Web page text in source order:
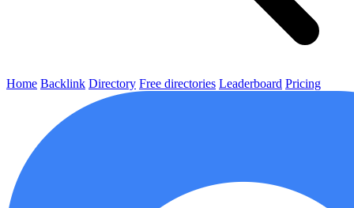
Home Backlink Directory Free directories Leaderboard Pricing